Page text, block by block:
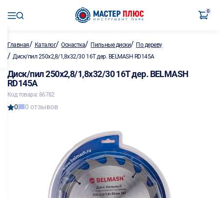
0
Главная/ Каталог/Оснастка/ Пильные диски/ По дереву
/ Диск/пил 250х2,8/1,8х32/30 16Т дер. BELMASH RD145A
Диск/пил 250х2,8/1,8х32/30 16Т дер. BELMASH
RD145A
Код товара: 86782
0 0 отзывов